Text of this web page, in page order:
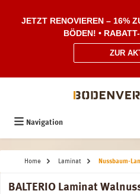
JETZT RENOVIEREN – 16%
BÖDEN! •
ZUR
Navigation
Home Laminat Nussbaum-
BALTERIO Laminat